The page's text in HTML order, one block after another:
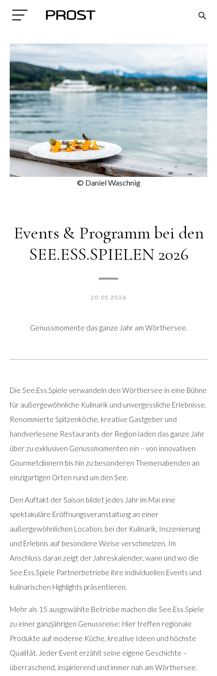
Search
© Daniel Waschnig
Events & Programm bei den
SEE.ESS.SPIELEN 2026
20.05.2026
Genussmomente das ganze Jahr am Wörthersee.
Die See.Ess.Spiele verwandeln den Wörthersee in eine Bühne
für außergewöhnliche Kulinarik und unvergessliche Erlebnisse.
Renommierte Spitzenköche, kreative Gastgeber und
handverlesene Restaurants der Region laden das ganze Jahr
über zu exklusiven Genussmomenten ein – von innovativen
Gourmetdinnern bis hin zu besonderen Themenabenden an
einzigartigen Orten rund um den See.
Den Auftakt der Saison bildet jedes Jahr im Mai eine
spektakuläre Eröffnungsveranstaltung an einer
außergewöhnlichen Location, bei der Kulinarik, Inszenierung
und Erlebnis auf besondere Weise verschmelzen. Im
Anschluss daran zeigt der Jahreskalender, wann und wo die
See.Ess.Spiele Partnerbetriebe ihre individuellen Events und
kulinarischen Highlights präsentieren.
Mehr als 15 ausgewählte Betriebe machen die See.Ess.Spiele
zu einer ganzjährigen Genussreise: Hier treffen regionale
Produkte auf moderne Küche, kreative Ideen und höchste
Qualität. Jeder Event erzählt seine eigene Geschichte –
überraschend, inspirierend und immer nah am Wörthersee.